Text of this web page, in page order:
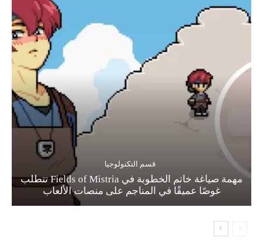
قسم التكنولوجيا
مهمة صياغة خاتم الخطوبة في Fields of Mistria تتطلب
غوصًا عميقًا في المناجم على منصات الألعاب